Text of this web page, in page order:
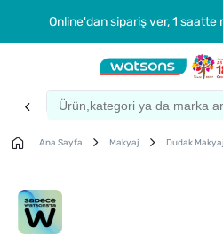
Online'dan sipariş ver, 1
Ana Sayfa Makyaj Dudak